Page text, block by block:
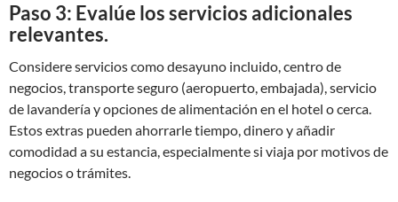
Paso 3: Evalúe los servicios adicionales
relevantes.
Considere servicios como desayuno incluido, centro de
negocios, transporte seguro (aeropuerto, embajada), servicio
de lavandería y opciones de alimentación en el hotel o cerca.
Estos extras pueden ahorrarle tiempo, dinero y añadir
comodidad a su estancia, especialmente si viaja por motivos de
negocios o trámites.